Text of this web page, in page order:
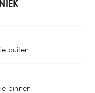
buiten
binnen